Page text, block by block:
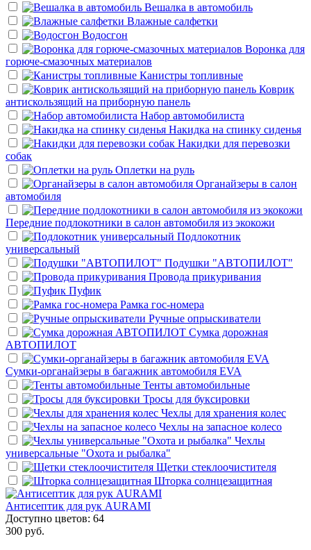
Вешалка в автомобиль
Влажные салфетки
Водосгон
Воронка для
горюче-смазочных материалов
Канистры топливные
Коврик
антискользящий на приборную панель
Набор автомобилиста
Накидка на спинку сиденья
Накидки для перевозки
собак
Оплетки на руль
Органайзеры в салон
автомобиля
Передние подлокотники в салон автомобиля из экокожи
Подлокотник
универсальный
Подушки "АВТОПИЛОТ"
Провода прикуривания
Пуфик
Рамка гос-номера
Ручные опрыскиватели
Сумка дорожная
АВТОПИЛОТ
Сумки-органайзеры в багажник автомобиля EVA
Тенты автомобильные
Тросы для буксировки
Чехлы для хранения колес
Чехлы на запасное колесо
Чехлы
универсальные "Охота и рыбалка"
Щетки стеклоочистителя
Шторка солнцезащитная
Антисептик для рук AURAMI
Доступно цветов: 64
300 руб.